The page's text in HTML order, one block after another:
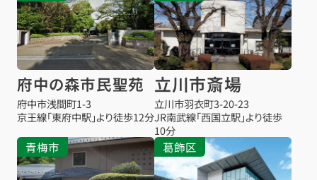
府中の森市民聖苑
府中市浅間町1-3
京王線「東府中駅」より徒歩12分
立川市斎場
立川市羽衣町3-20-23
JR南武線「西国立駅」より徒歩
10分
青梅市 葛飾区